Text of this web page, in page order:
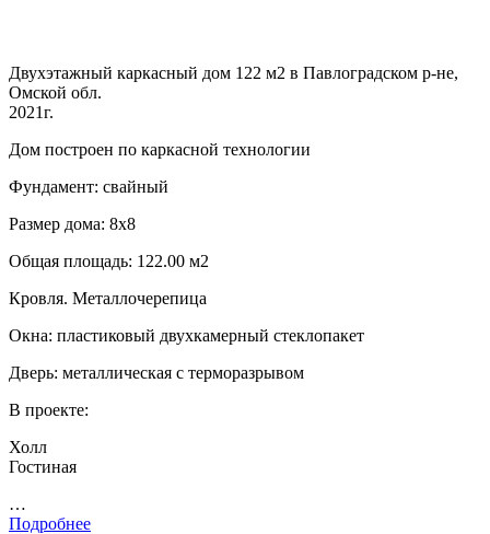
Двухэтажный каркасный дом 122 м2 в Павлоградском р-не,
Омской обл.
2021г.
Дом построен по каркасной технологии
Фундамент: свайный
Размер дома: 8х8
Общая площадь: 122.00 м2
Кровля. Металлочерепица
Окна: пластиковый двухкамерный стеклопакет
Дверь: металлическая с терморазрывом
В проекте:
Холл
Гостиная
…
Подробнее